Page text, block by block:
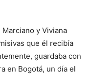
y Viviana
que él recibía
guardaba con
en Bogotá, un día el